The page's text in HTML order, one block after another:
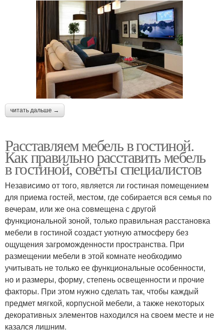
читать дальше →
Расставляем мебель в гостиной.
Как правильно расставить мебель
в гостиной, советы специалистов
Независимо от того, является ли гостиная помещением
для приема гостей, местом, где собирается вся семья по
вечерам, или же она совмещена с другой
функциональной зоной, только правильная расстановка
мебели в гостиной создаст уютную атмосферу без
ощущения загроможденности пространства. При
размещении мебели в этой комнате необходимо
учитывать не только ее функциональные особенности,
но и размеры, форму, степень освещенности и прочие
факторы. При этом нужно сделать так, чтобы каждый
предмет мягкой, корпусной мебели, а также некоторых
декоративных элементов находился на своем месте и не
казался лишним.